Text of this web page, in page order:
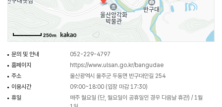
250m
문의 및 안내
052-229-4797
홈페이지
https://www.ulsan.go.kr/bangudae
주소
울산광역시 울주군 두동면 반구대안길 254
이용시간
09:00~18:00 (입장 마감 17:30)
휴일
매주 월요일 (단, 월요일이 공휴일인 경우 다음날 휴관) / 1월